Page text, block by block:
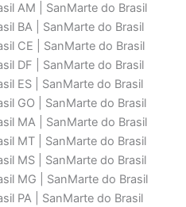
AM | SanMarte do Brasil
BA | SanMarte do Brasil
CE | SanMarte do Brasil
DF | SanMarte do Brasil
ES | SanMarte do Brasil
GO | SanMarte do Brasil
MA | SanMarte do Brasil
MT | SanMarte do Brasil
MS | SanMarte do Brasil
MG | SanMarte do Brasil
PA | SanMarte do Brasil